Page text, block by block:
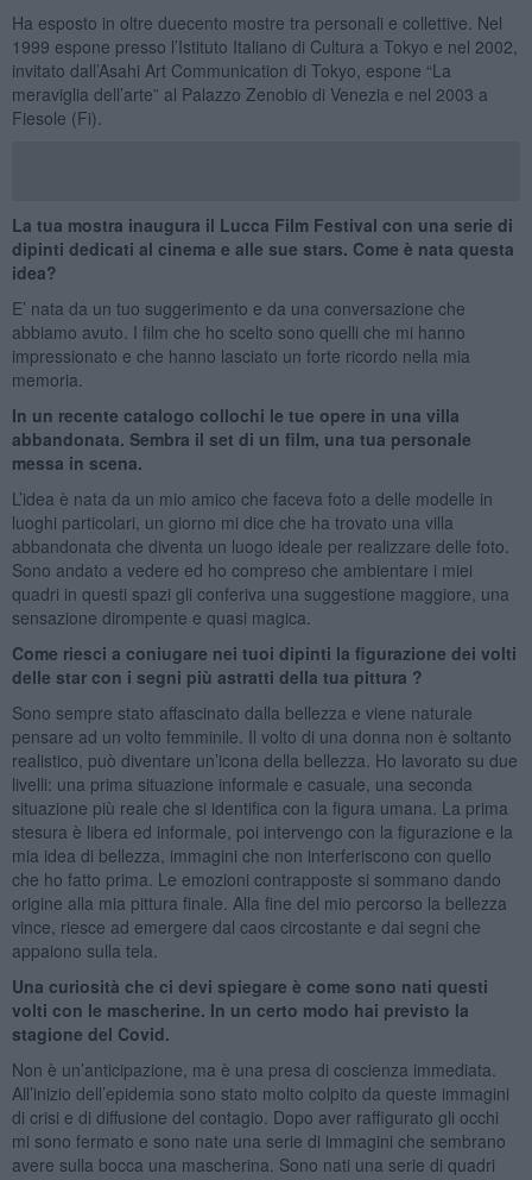
Ha esposto in oltre duecento mostre tra personali e collettive. Nel
1999 espone presso l’Istituto Italiano di Cultura a Tokyo e nel 2002,
invitato dall’Asahi Art Communication di Tokyo, espone “La
meraviglia dell’arte” al Palazzo Zenobio di Venezia e nel 2003 a
Fiesole (Fi).
La tua mostra inaugura il Lucca Film Festival con una serie di
dipinti dedicati al cinema e alle sue stars. Come è nata questa
idea?
E’ nata da un tuo suggerimento e da una conversazione che
abbiamo avuto. I film che ho scelto sono quelli che mi hanno
impressionato e che hanno lasciato un forte ricordo nella mia
memoria.
In un recente catalogo collochi le tue opere in una villa
abbandonata. Sembra il set di un film, una tua personale
messa in scena.
L’idea è nata da un mio amico che faceva foto a delle modelle in
luoghi particolari, un giorno mi dice che ha trovato una villa
abbandonata che diventa un luogo ideale per realizzare delle foto.
Sono andato a vedere ed ho compreso che ambientare i miei
quadri in questi spazi gli conferiva una suggestione maggiore, una
sensazione dirompente e quasi magica.
Come riesci a coniugare nei tuoi dipinti la figurazione dei volti
delle star con i segni più astratti della tua pittura ?
Sono sempre stato affascinato dalla bellezza e viene naturale
pensare ad un volto femminile. Il volto di una donna non è soltanto
realistico, può diventare un’icona della bellezza. Ho lavorato su due
livelli: una prima situazione informale e casuale, una seconda
situazione più reale che si identifica con la figura umana. La prima
stesura è libera ed informale, poi intervengo con la figurazione e la
mia idea di bellezza, immagini che non interferiscono con quello
che ho fatto prima. Le emozioni contrapposte si sommano dando
origine alla mia pittura finale. Alla fine del mio percorso la bellezza
vince, riesce ad emergere dal caos circostante e dai segni che
appaiono sulla tela.
Una curiosità che ci devi spiegare è come sono nati questi
volti con le mascherine. In un certo modo hai previsto la
stagione del Covid.
Non è un’anticipazione, ma è una presa di coscienza immediata.
All’inizio dell’epidemia sono stato molto colpito da queste immagini
di crisi e di diffusione del contagio. Dopo aver raffigurato gli occhi
mi sono fermato e sono nate una serie di immagini che sembrano
avere sulla bocca una mascherina. Sono nati una serie di quadri